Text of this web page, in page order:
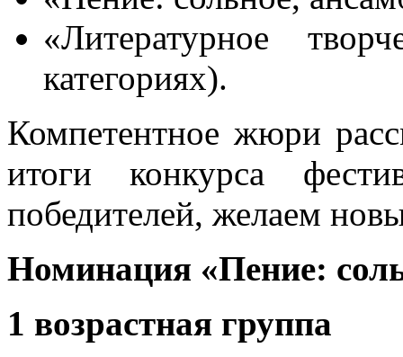
«Литературное
категориях).
Компетентное жюри
итоги конкурса
победителей, желаем
Номинация «Пение:
1 возрастная группа